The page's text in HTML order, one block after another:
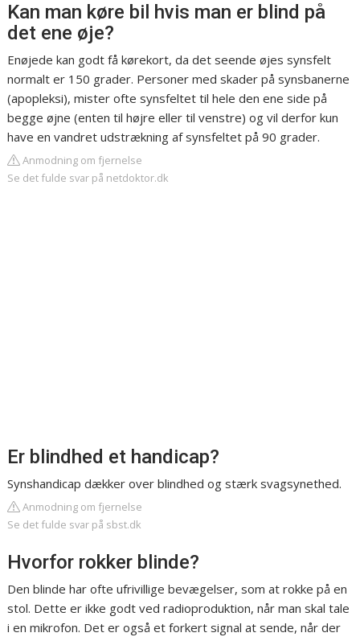
Kan man køre bil hvis man er blind på
det ene øje?
Enøjede kan godt få kørekort, da det seende øjes synsfelt
normalt er 150 grader. Personer med skader på synsbanerne
(apopleksi), mister ofte synsfeltet til hele den ene side på
begge øjne (enten til højre eller til venstre) og vil derfor kun
have en vandret udstrækning af synsfeltet på 90 grader.
Anmodning om fjernelse
Se det fulde svar på netdoktor.dk
Er blindhed et handicap?
Synshandicap dækker over blindhed og stærk svagsynethed.
Anmodning om fjernelse
Se det fulde svar på sbst.dk
Hvorfor rokker blinde?
Den blinde har ofte ufrivillige bevægelser, som at rokke på en
stol. Dette er ikke godt ved radioproduktion, når man skal tale
i en mikrofon. Det er også et forkert signal at sende, når der